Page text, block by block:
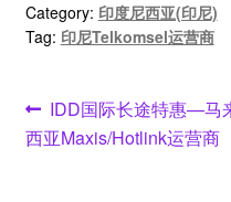
Category: 印度尼西亚(印尼)
Tag: 印尼Telkomsel运营商
文
章
Previous
post:
IDD国际长途特惠—马
西亚Maxis/Hotlink运营商